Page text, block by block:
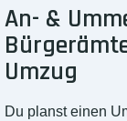
An- &
Umzug
Du planst einen